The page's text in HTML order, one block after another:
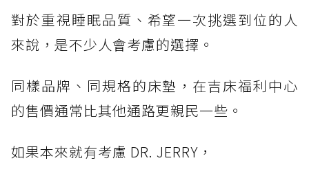
對於重視睡眠品質、希望一次挑選到位的人
來說，是不少人會考慮的選擇。
同樣品牌、同規格的床墊，在吉床福利中心
的售價通常比其他通路更親民一些。
如果本來就有考慮 DR. JERRY，